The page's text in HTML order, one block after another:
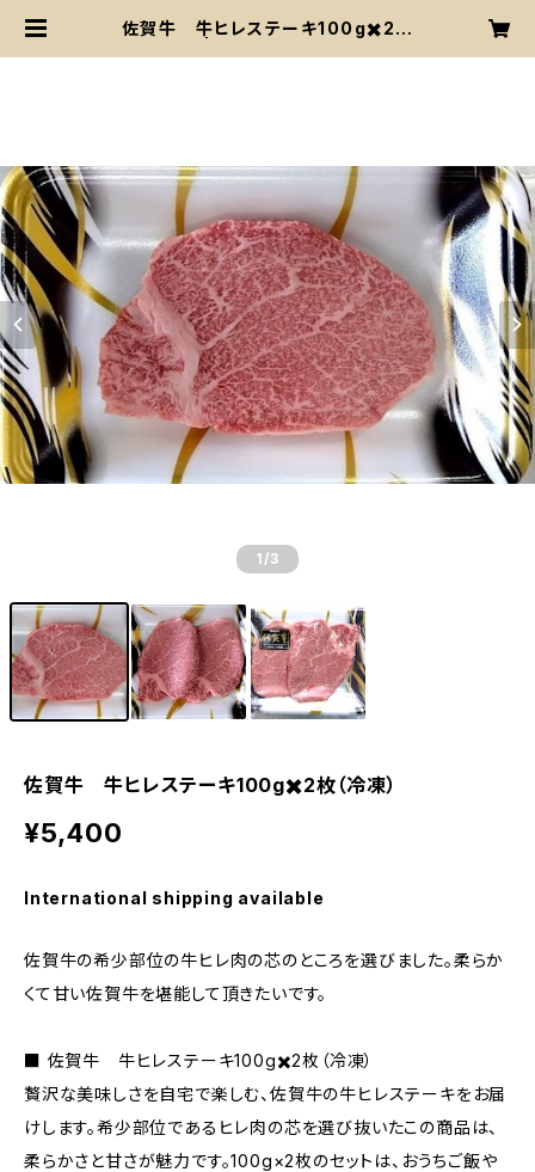
佐賀牛 牛ヒレステーキ100g✖️2枚
1 /3
佐賀牛 牛ヒレステーキ100g✖️2枚（冷凍）
¥5,400
International shipping available
佐賀牛の希少部位の牛ヒレ肉の芯のところを選びました。柔らか
くて甘い佐賀牛を堪能して頂きたいです。
■ 佐賀牛 牛ヒレステーキ100g✖️2枚（冷凍）
贅沢な美味しさを自宅で楽しむ、佐賀牛の牛ヒレステーキをお届
けします。希少部位であるヒレ肉の芯を選び抜いたこの商品は、
柔らかさと甘さが魅力です。100g×2枚のセットは、おうちご飯や